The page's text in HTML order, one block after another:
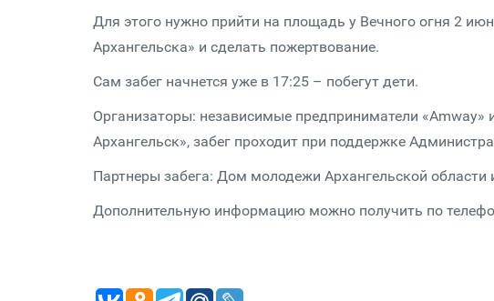
Для этого нужно прийти на площадь у Вечного огня 2
Архангельска» и сделать пожертвование.
Сам забег начнется уже в 17:25 – побегут дети.
Организаторы: независимые предприниматели
Архангельск», забег проходит при поддержке
Партнеры забега: Дом молодежи Архангельской
Дополнительную информацию можно получить по